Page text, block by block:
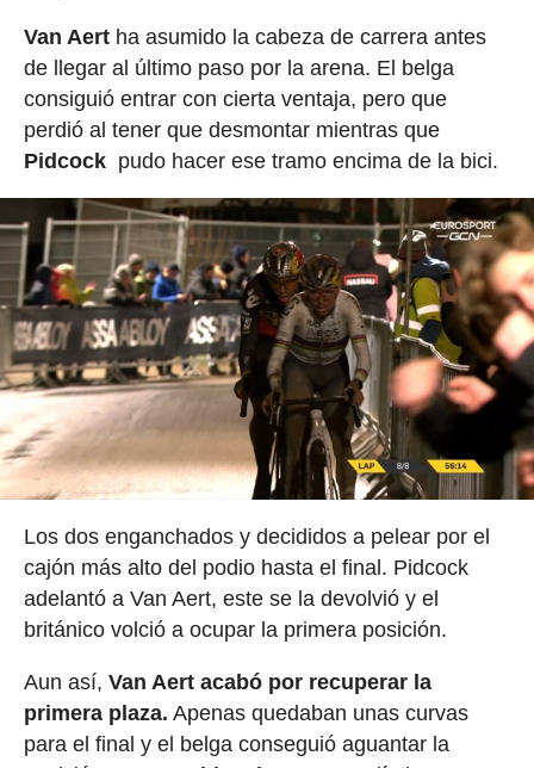
Van Aertha asumido la cabeza de carrera antes
de llegar al último paso por la arena. El belga
consiguió entrar con cierta ventaja, pero que
perdió al tener que desmontar mientras que
Pidcock pudo hacer ese tramo encima de la bici.
Los dos enganchados y decididos a pelear por el
cajón más alto del podio hasta el final. Pidcock
adelantó a Van Aert, este se la devolvió y el
británico volció a ocupar la primera posición.
Aun así, Van Aert acabó por recuperar la
primera plaza. Apenas quedaban unas curvas
para el final y el belga conseguió aguantar la